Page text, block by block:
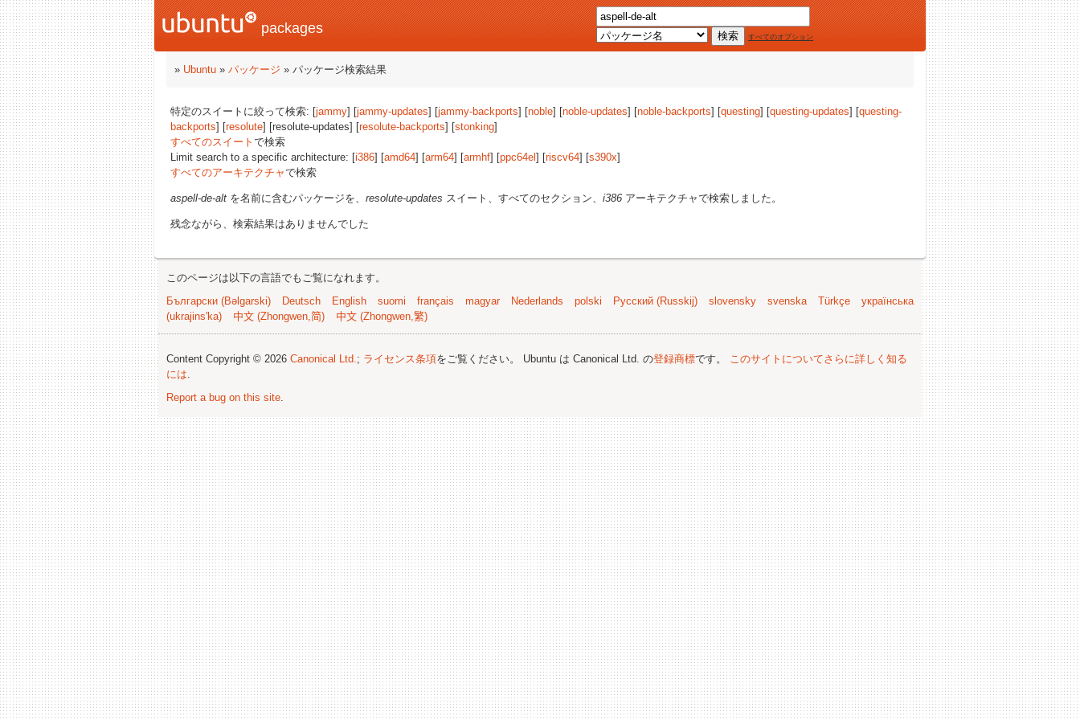
packages
すべてのオプション
» Ubuntu » パッケージ » パッケージ検索結果
特定のスイートに絞って検索: [jammy] [jammy-updates] [jammy-backports] [noble] [noble-updates] [noble-backports] [questing] [questing-updates] [questing-
backports] [resolute] [resolute-updates] [resolute-backports] [stonking]
すべてのスイート で検索
Limit search to a specific architecture: [i386] [amd64] [arm64] [armhf] [ppc64el ] [riscv64] [s390x]
すべてのアーキテクチャで検索
aspell-de-alt を名前に含むパッケージを、 resolute-updates スイート、すべてのセクション、 i386 アーキテクチャで検索しました。
残念ながら、検索結果はありませんでした
このページは以下の言語でもご覧になれます。
Български (Bəlgarski)
Deutsch English suomi français magyar Nederlands polski Русский (Russkij) slovensky svenska Türkçe
українська
(ukrajins'ka)
中文 (Zhongwen,简) 中文 (Zhongwen,繁)
Content Copyright © 2026 Canonical Ltd.; ライセンス条項をご覧ください。 Ubuntu は Canonical Ltd. の登録商標です。 このサイトについてさらに詳しく知る
には.
Report a bug on this site.